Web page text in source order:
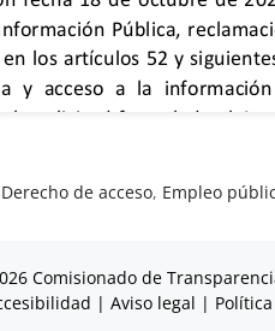
Derecho de acceso, Empleo
Comisionado de
| Aviso legal |